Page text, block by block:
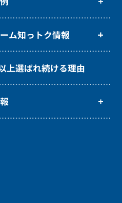
ム知っトク情報
上選ばれ続ける理由